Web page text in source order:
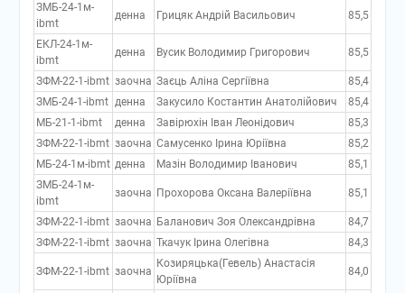
ЗМБ-24-1м-
ibmt
денна Грицяк Андрій Васильович 85,5
ЕКЛ-24-1м-
ibmt
денна Вусик Володимир Григорович 85,5
ЗФМ-22-1-ibmt заочна Заєць Аліна Сергіївна
85,4
ЗМБ-24-1-ibmt денна Закусило Костантин Анатолійович
85,4
МБ-21-1-ibmt
денна Завірюхін Іван Леонідович
85,3
ЗФМ-22-1-ibmt заочна Самусенко Ірина Юріївна
85,2
МБ-24-1м-ibmt денна Мазін Володимир Іванович
85,1
ЗМБ-24-1м-
ibmt
заочна Прохорова Оксана Валеріївна 85,1
ЗФМ-22-1-ibmt заочна Баланович Зоя Олександрівна
84,7
ЗФМ-22-1-ibmt заочна Ткачук Ірина Олегівна 84,3
ЗФМ-22-1-ibmt заочна
Козиряцька(Гевель) Анастасія
Юріївна
84,0